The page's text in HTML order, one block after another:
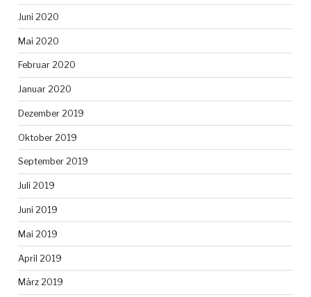
Juni 2020
Mai 2020
Februar 2020
Januar 2020
Dezember 2019
Oktober 2019
September 2019
Juli 2019
Juni 2019
Mai 2019
April 2019
März 2019